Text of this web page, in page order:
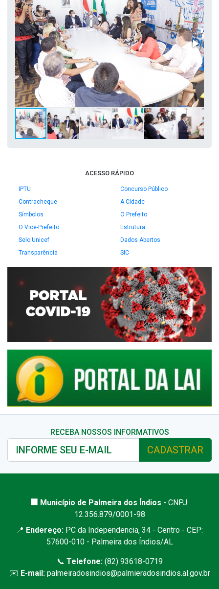
ACESSO RÁPIDO
IPTU
Concurso Público
Contracheque
A Cidade
Símbolos
O Prefeito
O Vice-Prefeito
Estrutura
Selo Unicef
Dados Abertos
Transparência
SIC
RECEBA NOSSOS INFORMATIVOS
CADASTRAR
🏢 Município de Palmeira dos Índios - CNPJ:
12.356.879/0001-98
📍 Endereço: PC da Independencia, 34 - Centro - CEP:
57600-010 - Palmeira dos Índios/AL
📞 Telefone:(82) 93618-0719
✉️ E-mail: palmeiradosindios@palmieradosindios.al.gov.br